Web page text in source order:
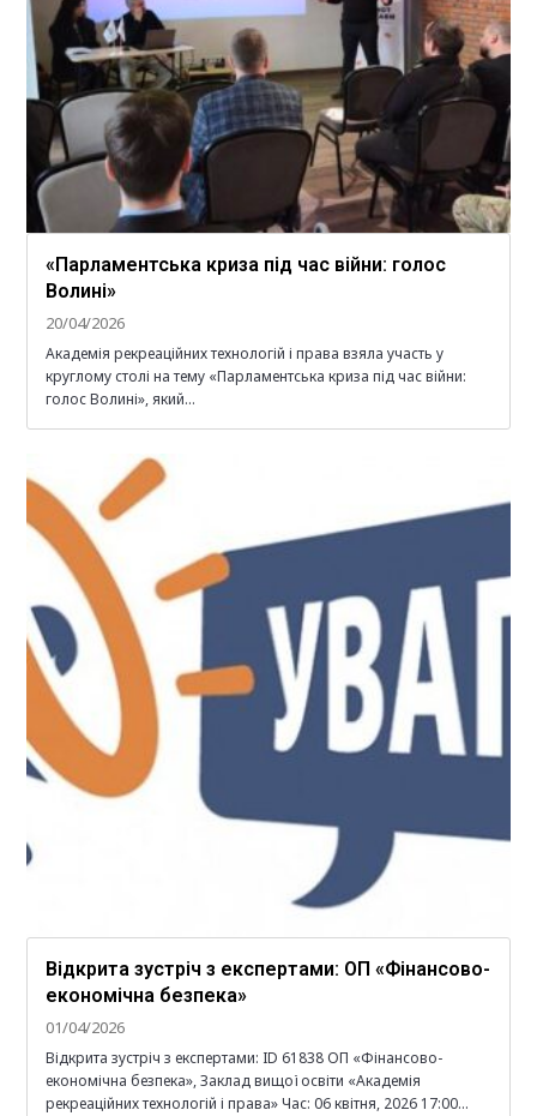
«Парламентська криза під час війни: голос
Волині»
20/04/2026
Академія рекреаційних технологій і права взяла участь у
круглому столі на тему «Парламентська криза під час війни:
голос Волині», який…
Відкрита зустріч з експертами: ОП «Фінансово-
економічна безпека»
01/04/2026
Відкрита зустріч з експертами: ID 61838 ОП «Фінансово-
економічна безпека», Заклад вищої освіти «Академія
рекреаційних технологій і права» Час: 06 квітня, 2026 17:00…